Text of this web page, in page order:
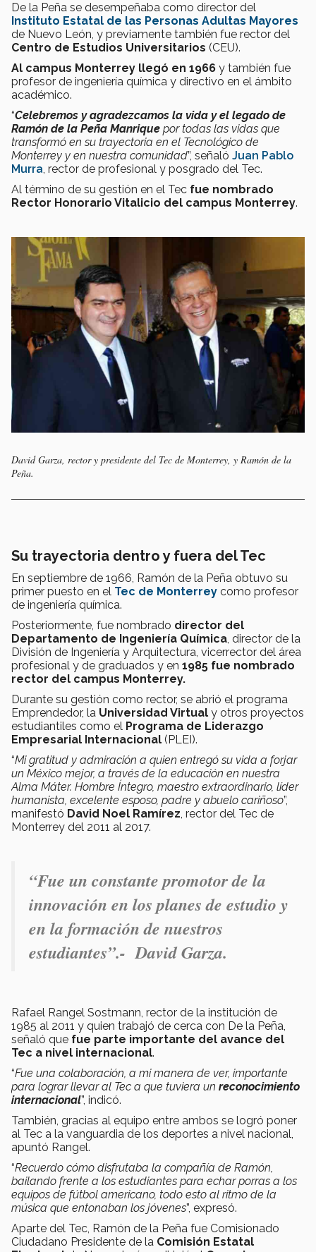
De la Peña se desempeñaba como director del
Instituto Estatal de las Personas Adultas Mayores
de Nuevo León, y previamente también fue rector del
Centro de Estudios Universitarios (CEU).
Al campus Monterrey llegó en 1966 y también fue
profesor de ingeniería química y directivo en el ámbito
académico.
“Celebremos y agradezcamos la vida y el legado de
Ramón de la Peña Manrique por todas las vidas que
transformó en su trayectoria en el Tecnológico de
Monterrey y en nuestra comunidad”, señaló Juan Pablo
Murra, rector de profesional y posgrado del Tec.
Al término de su gestión en el Tec fue nombrado
Rector Honorario Vitalicio del campus Monterrey.
David Garza, rector y presidente del Tec de Monterrey, y Ramón de la
Peña.
Su trayectoria dentro y fuera del Tec
En septiembre de 1966, Ramón de la Peña obtuvo su
primer puesto en el Tec de Monterrey como profesor
de ingeniería química.
Posteriormente, fue nombrado director del
Departamento de Ingeniería Química, director de la
División de Ingeniería y Arquitectura, vicerrector del área
profesional y de graduados y en 1985 fue nombrado
rector del campus Monterrey.
Durante su gestión como rector, se abrió el programa
Emprendedor, la Universidad Virtual y otros proyectos
estudiantiles como el Programa de Liderazgo
Empresarial Internacional (PLEI).
“Mi gratitud y admiración a quien entregó su vida a forjar
un México mejor, a través de la educación en nuestra
Alma Máter. Hombre Íntegro, maestro extraordinario, líder
humanista, excelente esposo, padre y abuelo cariñoso”,
manifestó David Noel Ramírez, rector del Tec de
Monterrey del 2011 al 2017.
“Fue un constante promotor de la
innovación en los planes de estudio y
en la formación de nuestros
estudiantes”.- David Garza.
Rafael Rangel Sostmann, rector de la institución de
1985 al 2011 y quien trabajó de cerca con De la Peña,
señaló que fue parte importante del avance del
Tec a nivel internacional.
“Fue una colaboración, a mi manera de ver, importante
para lograr llevar al Tec a que tuviera un reconocimiento
internacional”, indicó.
También, gracias al equipo entre ambos se logró poner
al Tec a la vanguardia de los deportes a nivel nacional,
apuntó Rangel.
“Recuerdo cómo disfrutaba la compañía de Ramón,
bailando frente a los estudiantes para echar porras a los
equipos de fútbol americano, todo esto al ritmo de la
música que entonaban los jóvenes”, expresó.
Aparte del Tec, Ramón de la Peña fue Comisionado
Ciudadano Presidente de la Comisión Estatal